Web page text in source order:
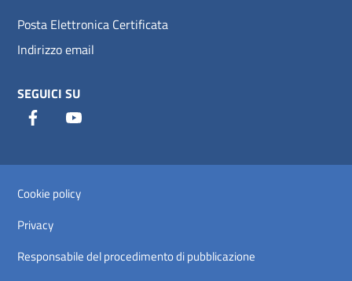
Posta Elettronica Certificata
Indirizzo email
SEGUICI SU
Facebook
Cookie policy
Privacy
Responsabile del procedimento di pubblicazione